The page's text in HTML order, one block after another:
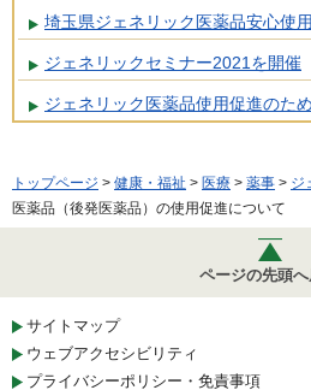
埼玉県ジェネリック医薬品安心使
ジェネリックセミナー2021を開催
ジェネリック医薬品使用促進のた
トップページ > 健康・福祉 > 医療 > 薬事 > ジ
医薬品（後発医薬品）の使用促進について
ページの先頭へ
サイトマップ
ウェブアクセシビリティ
プライバシーポリシー・免責事項